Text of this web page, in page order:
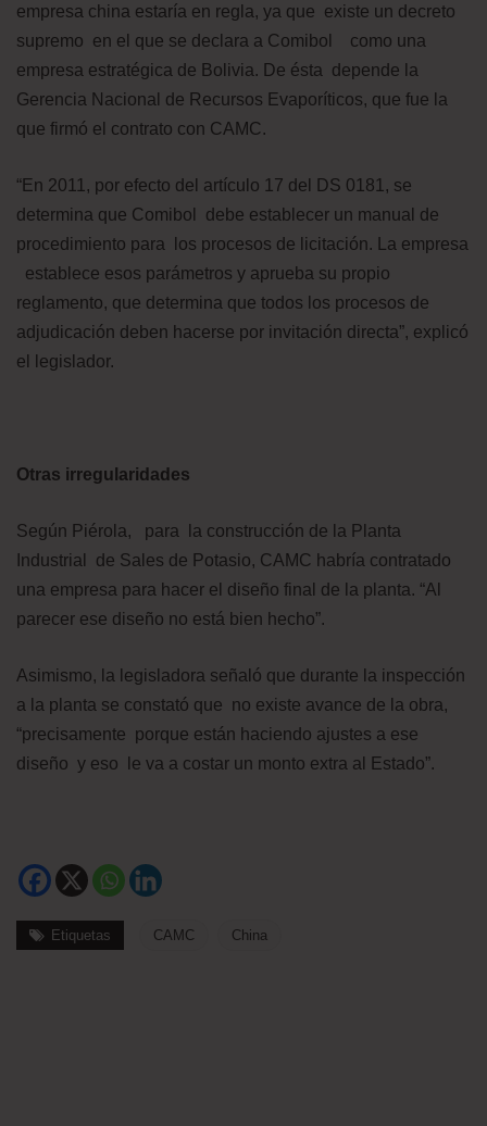
empresa china estaría en regla, ya que existe un decreto
supremo en el que se declara a Comibol como una
empresa estratégica de Bolivia. De ésta depende la
Gerencia Nacional de Recursos Evaporíticos, que fue la
que firmó el contrato con CAMC.
“En 2011, por efecto del artículo 17 del DS 0181, se
determina que Comibol debe establecer un manual de
procedimiento para los procesos de licitación. La empresa
establece esos parámetros y aprueba su propio
reglamento, que determina que todos los procesos de
adjudicación deben hacerse por invitación directa”, explicó
el legislador.
Otras irregularidades
Según Piérola, para la construcción de la Planta
Industrial de Sales de Potasio, CAMC habría contratado
una empresa para hacer el diseño final de la planta. “Al
parecer ese diseño no está bien hecho”.
Asimismo, la legisladora señaló que durante la inspección
a la planta se constató que no existe avance de la obra,
“precisamente porque están haciendo ajustes a ese
diseño y eso le va a costar un monto extra al Estado”.
Etiquetas CAMC China